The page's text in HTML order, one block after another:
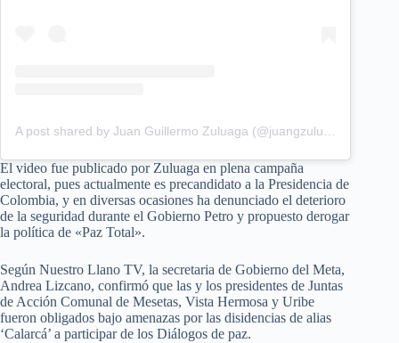
A post shared by Juan Guillermo Zuluaga (@juangzuluaga)
El video fue publicado por Zuluaga en plena campaña
electoral, pues actualmente es precandidato a la Presidencia de
Colombia, y en diversas ocasiones ha denunciado el deterioro
de la seguridad durante el Gobierno Petro y propuesto derogar
la política de «Paz Total».
Según Nuestro Llano TV, la secretaria de Gobierno del Meta,
Andrea Lizcano, confirmó que las y los presidentes de Juntas
de Acción Comunal de Mesetas, Vista Hermosa y Uribe
fueron obligados bajo amenazas por las disidencias de alias
‘Calarcá’ a participar de los Diálogos de paz.